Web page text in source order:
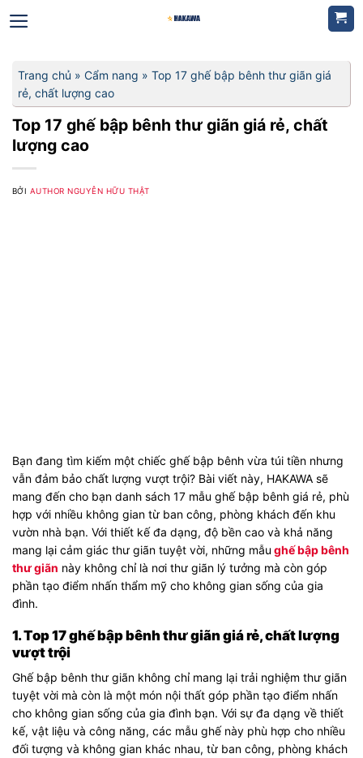
qua
Trang chủ » Cẩm nang » Top 17 ghế bập bênh thư giãn giá
rẻ, chất lượng cao
Top 17 ghế bập bênh thư giãn giá rẻ, chất
lượng cao
BỞI AUTHOR NGUYỄN HỮU THẬT
Bạn đang tìm kiếm một chiếc ghế bập bênh vừa túi tiền nhưng
vẫn đảm bảo chất lượng vượt trội? Bài viết này, HAKAWA sẽ
mang đến cho bạn danh sách 17 mẫu ghế bập bênh giá rẻ, phù
hợp với nhiều không gian từ ban công, phòng khách đến khu
vườn nhà bạn. Với thiết kế đa dạng, độ bền cao và khả năng
mang lại cảm giác thư giãn tuyệt vời, những mẫu ghế bập bênh
thư giãn này không chỉ là nơi thư giãn lý tưởng mà còn góp
phần tạo điểm nhấn thẩm mỹ cho không gian sống của gia
đình.
1. Top 17 ghế bập bênh thư giãn giá rẻ, chất lượng
vượt trội
Ghế bập bênh thư giãn không chỉ mang lại trải nghiệm thư giãn
tuyệt vời mà còn là một món nội thất góp phần tạo điểm nhấn
cho không gian sống của gia đình bạn. Với sự đa dạng về thiết
kế, vật liệu và công năng, các mẫu ghế này phù hợp cho nhiều
đối tượng và không gian khác nhau, từ ban công, phòng khách